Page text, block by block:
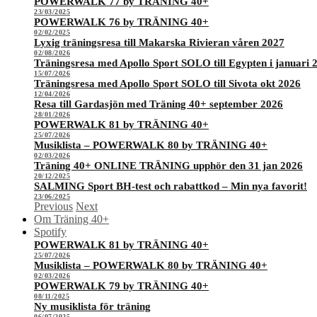
23/03/2025
POWERWALK 76 by TRÄNING 40+
02/02/2025
Lyxig träningsresa till Makarska Rivieran våren 2027
02/08/2026
Träningsresa med Apollo Sport SOLO till Egypten i januari
15/07/2026
Träningsresa med Apollo Sport SOLO till Sivota okt 2026
12/04/2026
Resa till Gardasjön med Träning 40+ september 2026
28/01/2026
POWERWALK 81 by TRÄNING 40+
25/07/2026
Musiklista – POWERWALK 80 by TRÄNING 40+
02/03/2026
Träning 40+ ONLINE TRÄNING upphör den 31 jan 2026
20/12/2025
SALMING Sport BH-test och rabattkod – Min nya favorit!
23/06/2025
Previous Next
Om Träning 40+
Spotify
POWERWALK 81 by TRÄNING 40+
25/07/2026
Musiklista – POWERWALK 80 by TRÄNING 40+
02/03/2026
POWERWALK 79 by TRÄNING 40+
08/11/2025
Ny musiklista för träning